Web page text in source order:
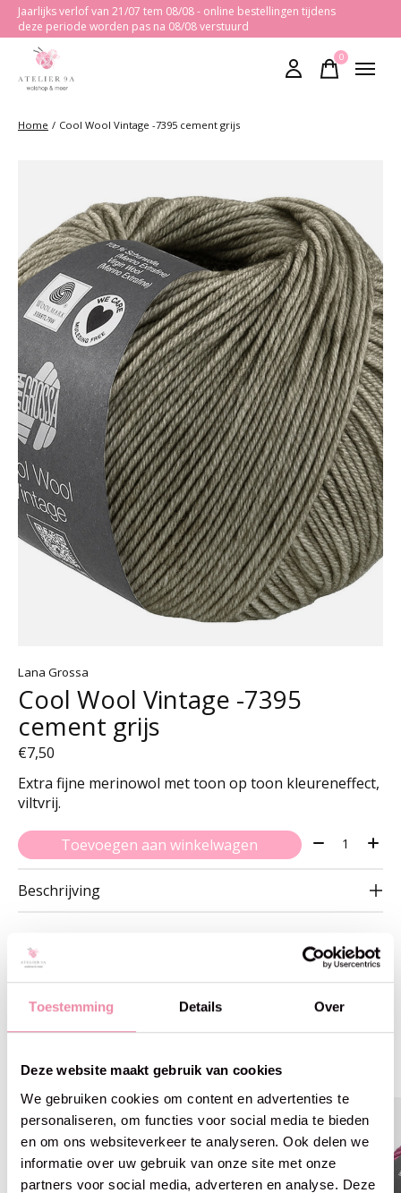
Toestemming Details Over
Deze website maakt gebruik van cookies
We gebruiken cookies om content en advertenties te
personaliseren, om functies voor social media te bieden
en om ons websiteverkeer te analyseren. Ook delen we
informatie over uw gebruik van onze site met onze
partners voor social media, adverteren en analyse. Deze
Jaarlijks verlof van 21/07 tem 08/08 - online bestellingen tijdens
deze periode worden pas na 08/08 verstuurd
0items
Home / Cool Wool Vintage -7395 cement grijs
Lana Grossa
Cool Wool Vintage -7395
cement grijs
€7,50
Extra fijne merinowol met toon op toon kleureneffect,
viltvrij.
Toevoegen aan winkelwagen Aantal:
Beschrijving
Gerelateerde producten
Carousel items
-8% off